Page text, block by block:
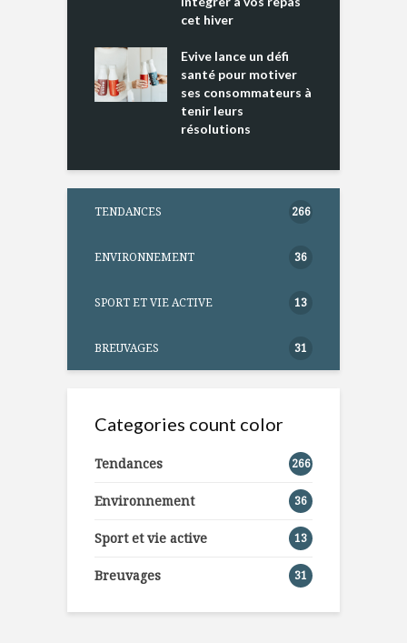
cet hiver
Evive lance un défi
santé pour motiver
ses consommateurs à
tenir leurs
résolutions
TENDANCES 266
ENVIRONNEMENT 36
SPORT ET VIE ACTIVE 13
BREUVAGES 31
Categories count color
Tendances 266
Environnement 36
Sport et vie active 13
Breuvages 31